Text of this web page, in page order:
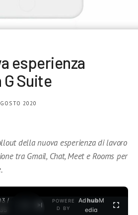
esperienza
Suite
2020
della nuova esperienza di lavoro
tra Gmail, Chat, Meet e Rooms per
/
POWERE
D BY
AdhubM
edia